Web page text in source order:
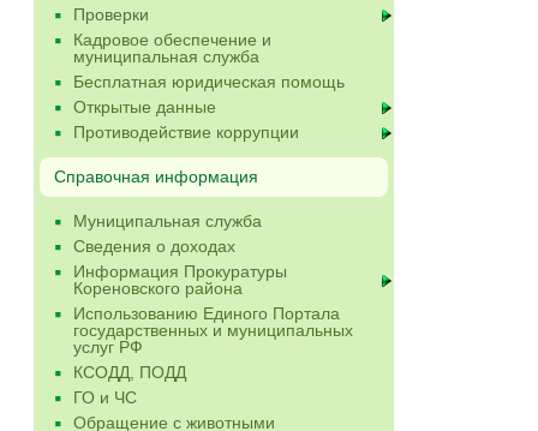
Проверки
Кадровое обеспечение и
муниципальная служба
Бесплатная юридическая помощь
Открытые данные
Противодействие коррупции
Справочная информация
Муниципальная служба
Сведения о доходах
Информация Прокуратуры
Кореновского района
Использованию Единого Портала
государственных и муниципальных
услуг РФ
КСОДД, ПОДД
ГО и ЧС
Обращение с животными